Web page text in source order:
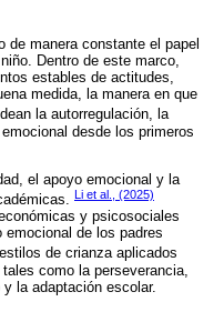
manera constante el papel
Dentro de este marco,
estables de actitudes,
medida, la manera en que
la autorregulación, la
desde los primeros
el apoyo emocional y la
Li et al., (2025)
y psicosociales
de los padres
de crianza aplicados
como la perseverancia,
la adaptación escolar.